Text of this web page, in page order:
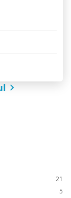
21
5